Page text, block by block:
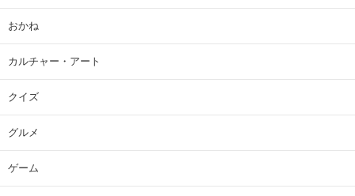
おかね
カルチャー・アート
クイズ
グルメ
ゲーム